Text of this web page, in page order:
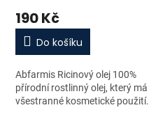
190 Kč
Do košíku
Abfarmis Ricinový olej 100%
přírodní rostlinný olej, který má
všestranné kosmetické použití.